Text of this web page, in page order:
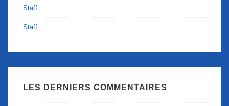
Staff
Staff
LES DERNIERS COMMENTAIRES